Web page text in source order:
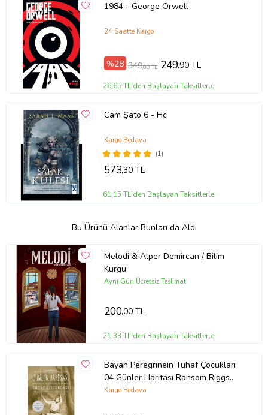
1984 - George Orwell
24 Saatte Kargo
%28 349,00 TL 249,90 TL
26,65 TL'den Başlayan Taksitlerle
Cam Şato 6 - Hc
(1)
Kargo Bedava
573,30 TL
61,15 TL'den Başlayan Taksitlerle
Bu Ürünü Alanlar Bunları da Aldı
Melodi & Alper Demircan / Bilim
Kurgu
Aynı Gün Ücretsiz Teslimat
200,00 TL
21,33 TL'den Başlayan Taksitlerle
Bayan Peregrinein Tuhaf Çocukları
04 Günler Haritası Ransom Riggs
İthaki Yayınları
Kargo Bedava